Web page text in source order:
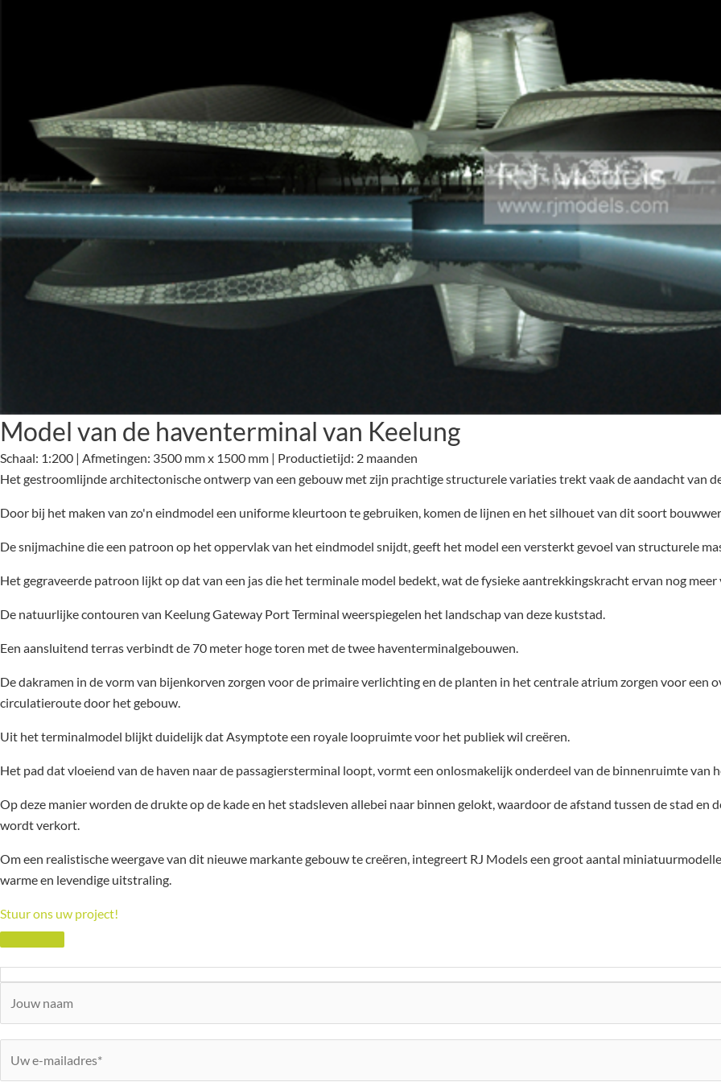
Model van de haventerminal van Keelung
Schaal: 1:200 | Afmetingen: 3500 mm x 1500 mm | Productietijd: 2 maanden
Het gestroomlijnde architectonische ontwerp van een gebouw met zijn prachtige structurele variaties trekt vaak de aandacht van
Door bij het maken van zo'n eindmodel een uniforme kleurtoon te gebruiken, komen de lijnen en het silhouet van dit soort
De snijmachine die een patroon op het oppervlak van het eindmodel snijdt, geeft het model een versterkt gevoel van structurele
Het gegraveerde patroon lijkt op dat van een jas die het terminale model bedekt, wat de fysieke aantrekkingskracht ervan nog
De natuurlijke contouren van Keelung Gateway Port Terminal weerspiegelen het landschap van deze kuststad.
Een aansluitend terras verbindt de 70 meter hoge toren met de twee haventerminalgebouwen.
De dakramen in de vorm van bijenkorven zorgen voor de primaire verlichting en de planten in het centrale atrium zorgen voor een
circulatieroute door het gebouw.
Uit het terminalmodel blijkt duidelijk dat Asymptote een royale loopruimte voor het publiek wil creëren.
Het pad dat vloeiend van de haven naar de passagiersterminal loopt, vormt een onlosmakelijk onderdeel van de binnenruimte van
Op deze manier worden de drukte op de kade en het stadsleven allebei naar binnen gelokt, waardoor de afstand tussen de stad en
wordt verkort.
Om een realistische weergave van dit nieuwe markante gebouw te creëren, integreert RJ Models een groot aantal
warme en levendige uitstraling.
Stuur ons uw project!